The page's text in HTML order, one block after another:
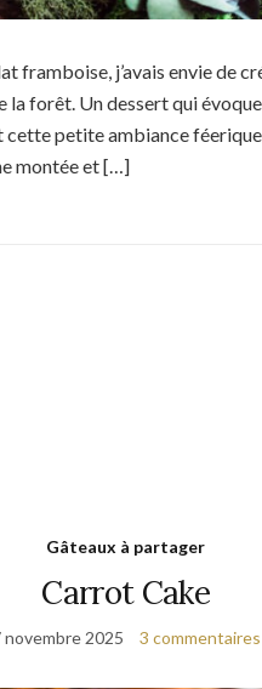
framboise, j’avais envie de
la forêt. Un dessert qui
petite ambiance féerique
montée et […]
Gâteaux à partager
Carrot Cake
novembre 2025 3 commentaires